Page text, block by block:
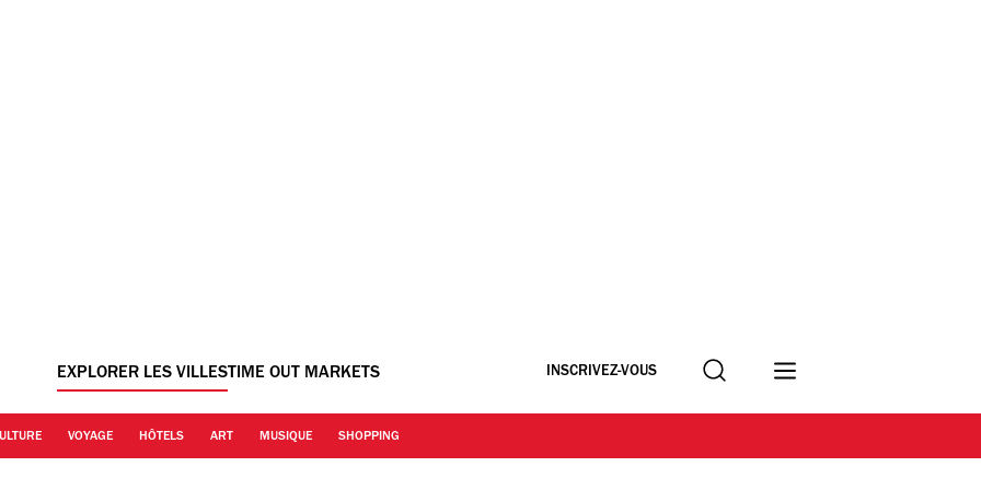
EXPLORER LES VILLESTIME OUT MARKETS INSCRIVEZ-VOUS Recherche
VOYAGE HÔTELS ART MUSIQUE SHOPPING